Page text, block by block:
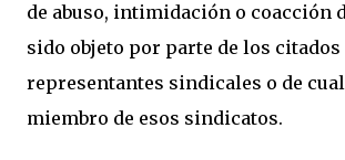
de abuso, intimidación o coacción
sido objeto por parte de los citados
representantes sindicales o de
miembro de esos sindicatos.